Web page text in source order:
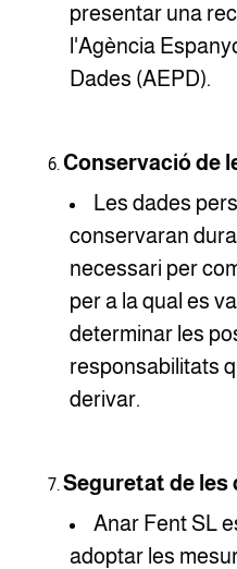
presentar una
l'Agència
Dades (AEPD).
Conservació de
Les dades
conservaran
necessari per
per a la qual es
determinar les
responsabilitats
derivar.
Seguretat de les
Anar Fent SL
adoptar les